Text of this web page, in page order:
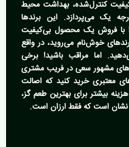
کنترل‌شده، بهداشت محیط
یک می‌پردازد. این برندها
با فروش یک محصول بی‌کیفیت
خوش‌نام می‌روید، در واقع
اما مراقب باشید! برخی
مشهور سعی در فریب مشتری
معتبری خرید کنید که اصالت
بیشتر برایبهترین طعم گز،
نشان است که فقط ارزان است.